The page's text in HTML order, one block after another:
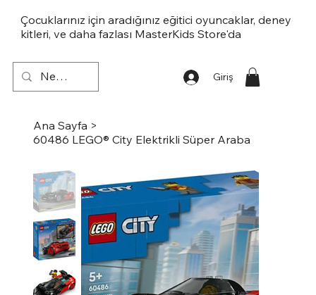
Çocuklarınız için aradığınız eğitici oyuncaklar, deney
kitleri, ve daha fazlası MasterKids Store'da
Giriş
Ana Sayfa >
60486 LEGO® City Elektrikli Süper Araba